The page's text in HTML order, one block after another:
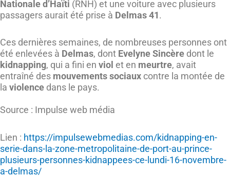
Nationale d’Haïti (RNH) et une voiture avec plusieurs
passagers aurait été prise à Delmas 41.
Ces dernières semaines, de nombreuses personnes ont
été enlevées à Delmas, dont Evelyne Sincère dont le
kidnapping, qui a fini en viol et en meurtre, avait
entraîné des mouvements sociaux contre la montée de
la violence dans le pays.
Source : Impulse web média
Lien : https://impulsewebmedias.com/kidnapping-en-
serie-dans-la-zone-metropolitaine-de-port-au-prince-
plusieurs-personnes-kidnappees-ce-lundi-16-novembre-
a-delmas/